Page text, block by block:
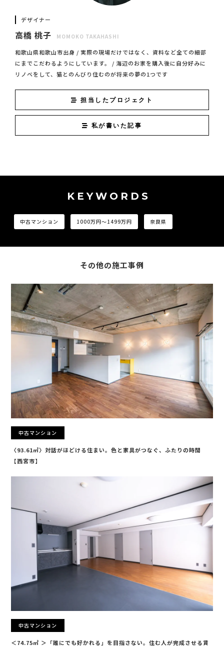
デザイナー
高橋 桃子 MOMOKO TAKAHASHI
和歌山県和歌山市出身 / 実際の現場だけではなく、資料など全ての細部
にまでこだわるようにしています。 / 海辺のお家を購入後に自分好みに
リノベをして、猫とのんびり住むのが将来の夢の1つです
担当したプロジェクト
私が書いた記事
KEYWORDS
中古マンション 1000万円〜1499万円 奈良県
その他の施工事例
中古マンション
〈93.61㎡〉対話がほどける住まい。色と家具がつなぐ、ふたりの時間
【西宮市】
中古マンション
＜74.75㎡ ＞「誰にでも好かれる」を目指さない。住む人が完成させる賃